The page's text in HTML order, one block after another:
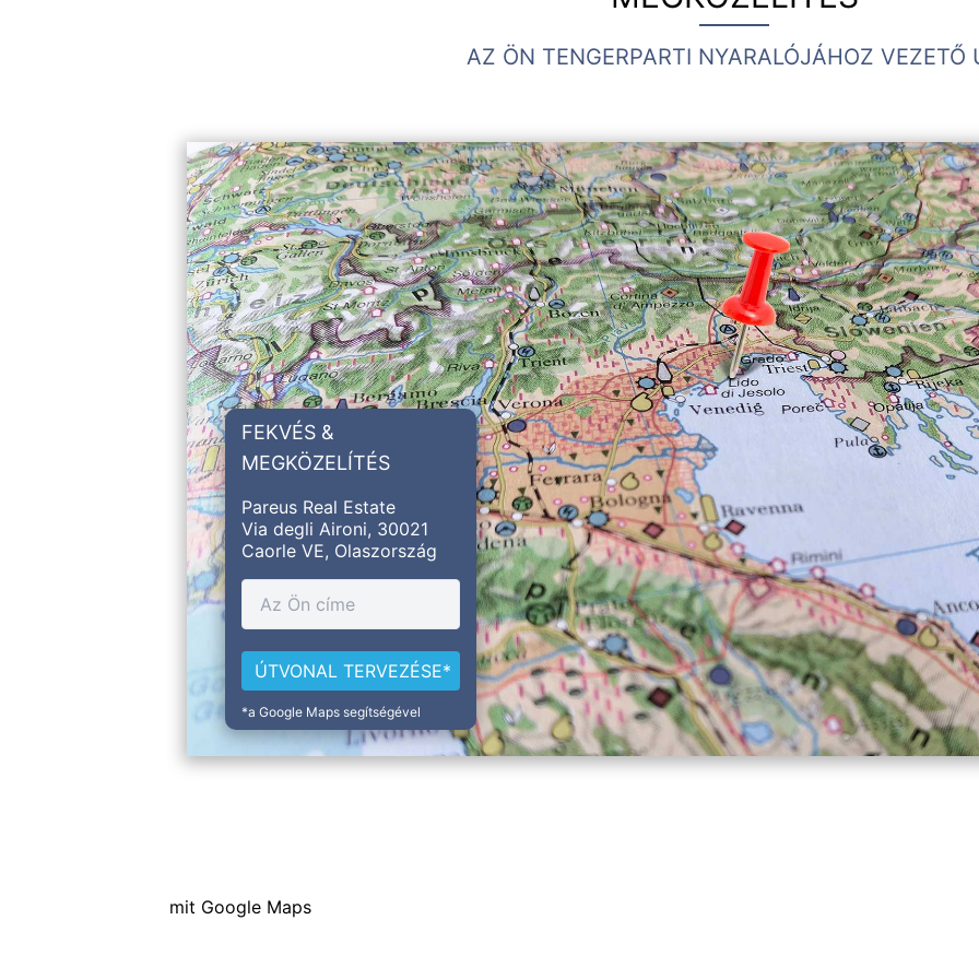
AZ ÖN TENGERPARTI NYARALÓJÁHOZ VEZETŐ
FEKVÉS &
MEGKÖZELÍTÉS
Pareus Real Estate
Via degli Aironi, 30021
Caorle VE, Olaszország
*a Google Maps segítségével
mit Google Maps